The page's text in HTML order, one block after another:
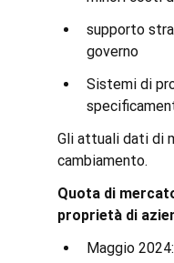
supporto
governo
Sistemi di
Gli attuali dati di
cambiamento.
Quota di
proprietà di
Maggio